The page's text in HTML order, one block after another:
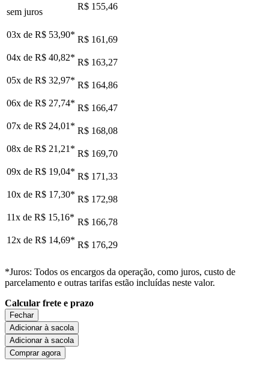
sem juros
R$ 155,46
03x de R$ 53,90* R$ 161,69
04x de R$ 40,82* R$ 163,27
05x de R$ 32,97* R$ 164,86
06x de R$ 27,74* R$ 166,47
07x de R$ 24,01 * R$ 168,08
08x de R$ 21,21 * R$ 169,70
09x de R$ 19,04* R$ 171,33
10x de R$ 17,30* R$ 172,98
11x de R$ 15,16* R$ 166,78
12x de R$ 14,69* R$ 176,29
*Juros: Todos os encargos da operação, como juros, custo de
parcelamento e outras tarifas estão incluídas neste valor.
Calcular frete e prazo
Fechar
Adicionar à sacola
Adicionar à sacola
Comprar agora